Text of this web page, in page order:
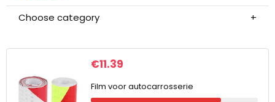
Choose category
€11.39
Film voor autocarrosserie